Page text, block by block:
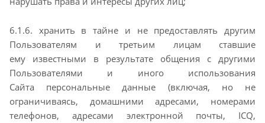
6.1.6. хранить в тайне и не предоставлять другим
Пользователям и третьим лицам ставшие
ему известными в результате общения с другими
Пользователями и иного использования
Сайта персональные данные (включая, но не
ограничиваясь, домашними адресами, номерами
телефонов, адресами электронной почты, ICQ,